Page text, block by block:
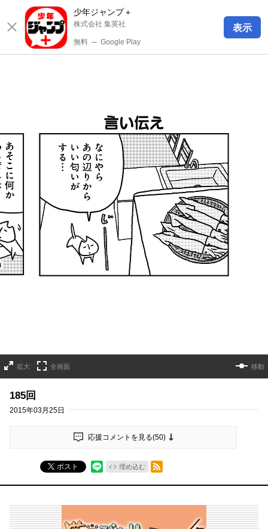
少年ジャンプ＋
株式会社 集英社
無料 ─ Google Play
表示
拡大 全画面 移動
185回
2015年03月25日
応援コメントを見る(50)
ポスト 埋め込む
RSSフィード